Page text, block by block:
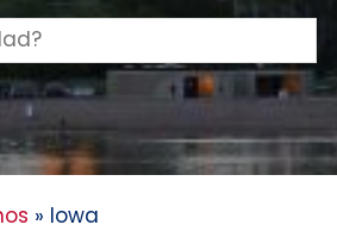
Buscar
» Iowa